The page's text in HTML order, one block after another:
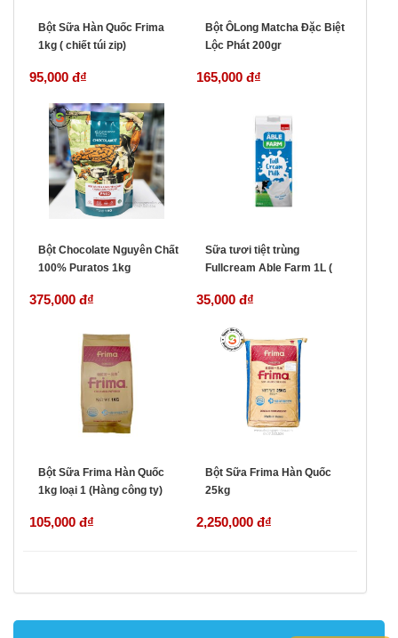
Bột Sữa Hàn Quốc Frima
1kg ( chiết túi zip)
95,000 đ₫
Bột ÔLong Matcha Đặc Biệt
Lộc Phát 200gr
165,000 đ₫
Bột Chocolate Nguyên Chất
100% Puratos 1kg
375,000 đ₫
Sữa tươi tiệt trùng
Fullcream Able Farm 1L (
35,000 đ₫
Bột Sữa Frima Hàn Quốc
1kg loại 1 (Hàng công ty)
105,000 đ₫
Bột Sữa Frima Hàn Quốc
25kg
2,250,000 đ₫